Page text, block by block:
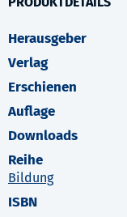
Herausgeber
Verlag
Erschienen
Auflage
Downloads
Reihe
Bildung
ISBN